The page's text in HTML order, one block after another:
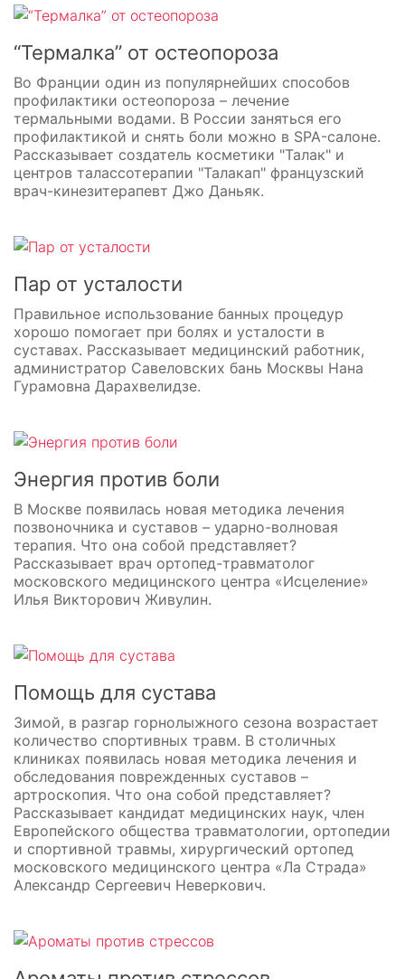
“Термалка” от остеопороза
Во Франции один из популярнейших способов
профилактики остеопороза – лечение
термальными водами. В России заняться его
профилактикой и снять боли можно в SPA-салоне.
Рассказывает создатель косметики "Талак" и
центров талассотерапии "Талакап" французский
врач-кинезитерапевт Джо Даньяк.
Пар от усталости
Правильное использование банных процедур
хорошо помогает при болях и усталости в
суставах. Рассказывает медицинский работник,
администратор Савеловских бань Москвы Нана
Гурамовна Дарахвелидзе.
Энергия против боли
В Москве появилась новая методика лечения
позвоночника и суставов – ударно-волновая
терапия. Что она собой представляет?
Рассказывает врач ортопед-травматолог
московского медицинского центра «Исцеление»
Илья Викторович Живулин.
Помощь для сустава
Зимой, в разгар горнолыжного сезона возрастает
количество спортивных травм. В столичных
клиниках появилась новая методика лечения и
обследования поврежденных суставов –
артроскопия. Что она собой представляет?
Рассказывает кандидат медицинских наук, член
Европейского общества травматологии, ортопедии
и спортивной травмы, хирургический ортопед
московского медицинского центра «Ла Страда»
Александр Сергеевич Неверкович.